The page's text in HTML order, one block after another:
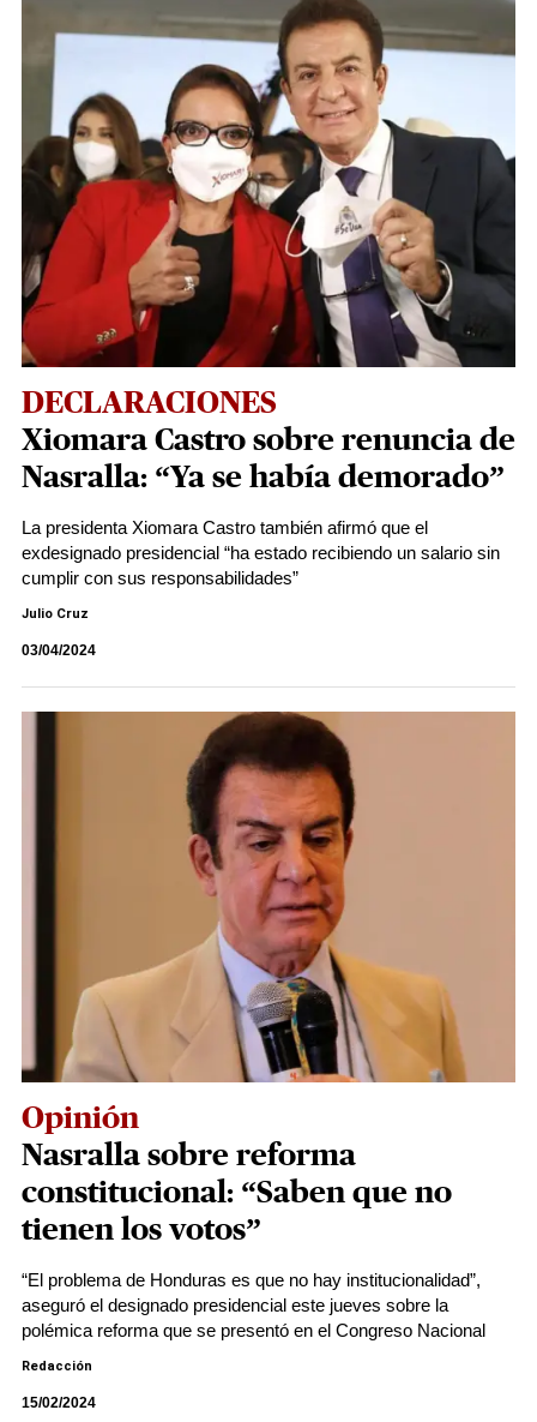
DECLARACIONES
Xiomara Castro sobre renuncia de
Nasralla: “Ya se había demorado”
La presidenta Xiomara Castro también afirmó que el
exdesignado presidencial “ha estado recibiendo un salario sin
cumplir con sus responsabilidades”
Julio Cruz
03/04/2024
Opinión
Nasralla sobre reforma
constitucional: “Saben que no
tienen los votos”
“El problema de Honduras es que no hay institucionalidad”,
aseguró el designado presidencial este jueves sobre la
polémica reforma que se presentó en el Congreso Nacional
Redacción
15/02/2024